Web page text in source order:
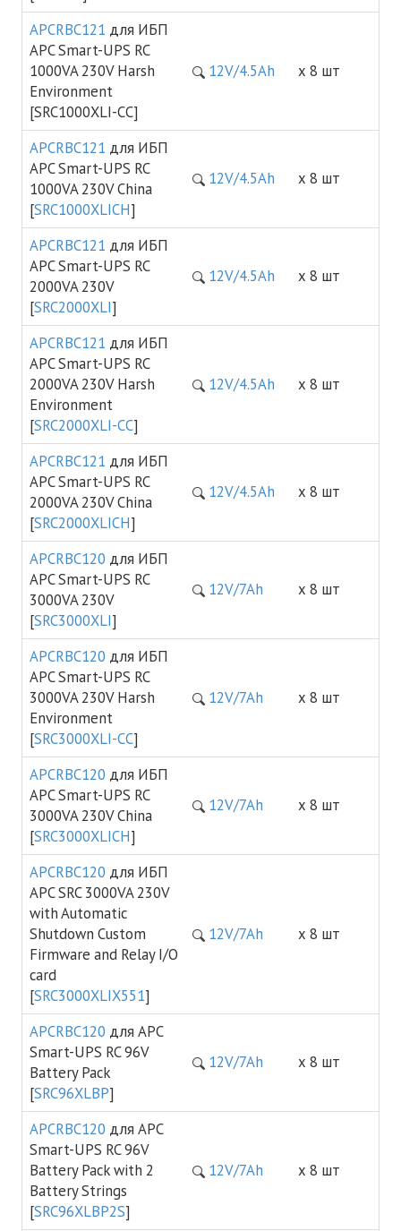
APCRBC121 для ИБП
APC Smart-UPS RC
1000VA 230V Harsh
Environment
[SRC1000XLI-CC]
12V/4.5Ah х 8 шт
APCRBC121 для ИБП
APC Smart-UPS RC
1000VA 230V China
[SRC1000XLICH]
12V/4.5Ah х 8 шт
APCRBC121 для ИБП
APC Smart-UPS RC
2000VA 230V
[SRC2000XLI]
12V/4.5Ah х 8 шт
APCRBC121 для ИБП
APC Smart-UPS RC
2000VA 230V Harsh
Environment
[SRC2000XLI-CC]
12V/4.5Ah х 8 шт
APCRBC121 для ИБП
APC Smart-UPS RC
2000VA 230V China
[SRC2000XLICH]
12V/4.5Ah х 8 шт
APCRBC120 для ИБП
APC Smart-UPS RC
3000VA 230V
[SRC3000XLI]
12V/7Ah х 8 шт
APCRBC120 для ИБП
APC Smart-UPS RC
3000VA 230V Harsh
Environment
[SRC3000XLI-CC]
12V/7Ah х 8 шт
APCRBC120 для ИБП
APC Smart-UPS RC
3000VA 230V China
[SRC3000XLICH]
12V/7Ah х 8 шт
APCRBC120 для ИБП
APC SRC 3000VA 230V
with Automatic
Shutdown Custom
Firmware and Relay I/O
card
[SRC3000XLIX551]
12V/7Ah х 8 шт
APCRBC120 для APC
Smart-UPS RC 96V
Battery Pack
[SRC96XLBP]
12V/7Ah х 8 шт
APCRBC120 для APC
Smart-UPS RC 96V
Battery Pack with 2
Battery Strings
[SRC96XLBP2S]
12V/7Ah х 8 шт